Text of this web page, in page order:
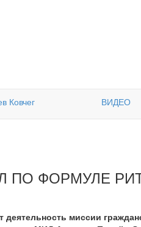
Ковчег ВИДЕО
ПО ФОРМУЛЕ
миссии